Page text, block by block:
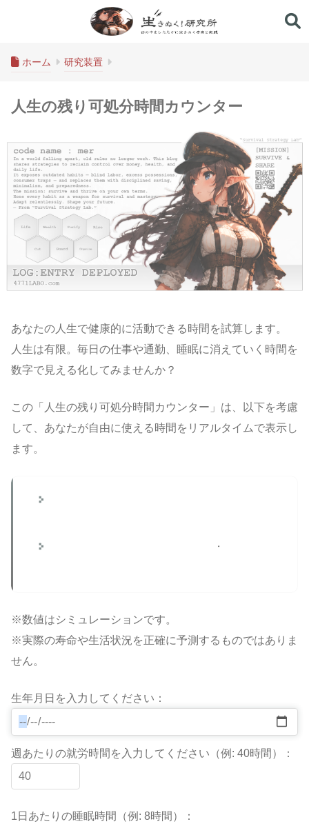
ホーム 研究装置
人生の残り可処分時間カウンター
あなたの人生で健康的に活動できる時間を試算します。
人生は有限。毎日の仕事や通勤、睡眠に消えていく時間を
数字で見える化してみませんか？
この「人生の残り可処分時間カウンター」は、以下を考慮
して、あなたが自由に使える時間をリアルタイムで表示し
ます。
週あたりの就労時間や1日の睡眠・通勤時間を
※数値はシミュレーションです。
※実際の寿命や生活状況を正確に予測するものではありま
せん。
生年月日を入力してください：
週あたりの就労時間を入力してください（例: 40時間）：
1日あたりの睡眠時間（例: 8時間）：